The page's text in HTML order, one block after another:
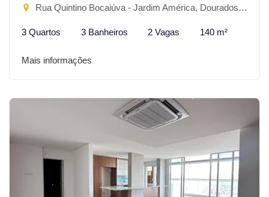
Rua Quintino Bocaiúva - Jardim América, Dourados-MS
3 Quartos 3 Banheiros 2 Vagas 140 m²
Mais informações